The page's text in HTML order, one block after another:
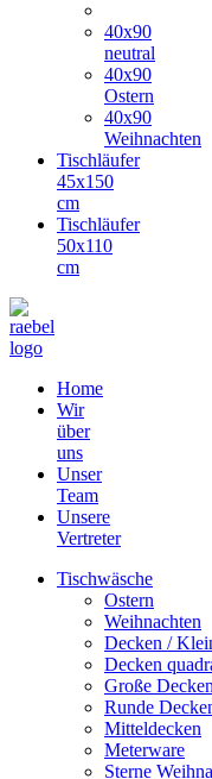
40x90
neutral
40x90
Ostern
40x90
Weihnachten
Tischläufer
45x150
cm
Tischläufer
50x110
cm
Home
Wir
über
uns
Unser
Team
Unsere
Vertreter
Tischwäsche
Ostern
Weihnachten
Decken /
Decken
Große Decken
Runde
Mitteldecken
Meterware
Sterne